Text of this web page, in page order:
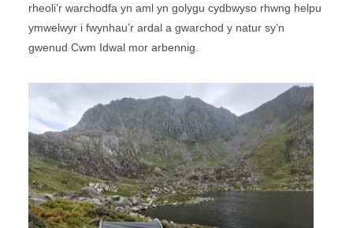
rheoli’r warchodfa yn aml yn golygu cydbwyso rhwng helpu
ymwelwyr i fwynhau’r ardal a gwarchod y natur sy’n
gwenud Cwm Idwal mor arbennig.